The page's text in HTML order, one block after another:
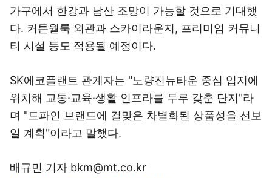
가구에서 한강과 남산 조망이 가능할 것으로 기대했
다. 커튼월룩 외관과 스카이라운지, 프리미엄 커뮤니
티 시설 등도 적용될 예정이다.
SK에코플랜트 관계자는 "노량진뉴타운 중심 입지에
위치해 교통·교육·생활 인프라를 두루 갖춘 단지"라
며 "드파인 브랜드에 걸맞은 차별화된 상품성을 선보
일 계획"이라고 말했다.
배규민 기자 bkm@mt.co.kr